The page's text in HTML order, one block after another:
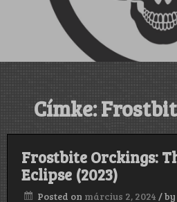
Címke:
Frostbite Orckings:
Eclipse (2023)
Posted on március 2, 2024 /by